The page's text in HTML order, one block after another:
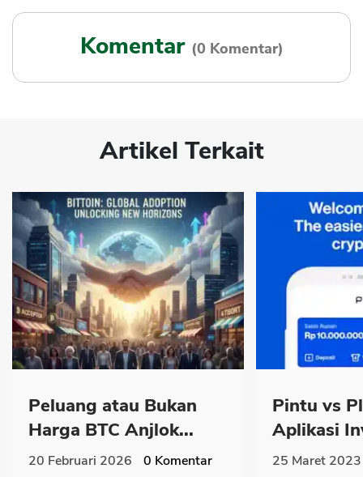
Komentar (0 Komentar)
Artikel Terkait
Peluang atau Bukan
Harga BTC Anjlok...
20 Februari 2026 0 Komentar
Pintu vs
Aplikasi
25 Maret 2023